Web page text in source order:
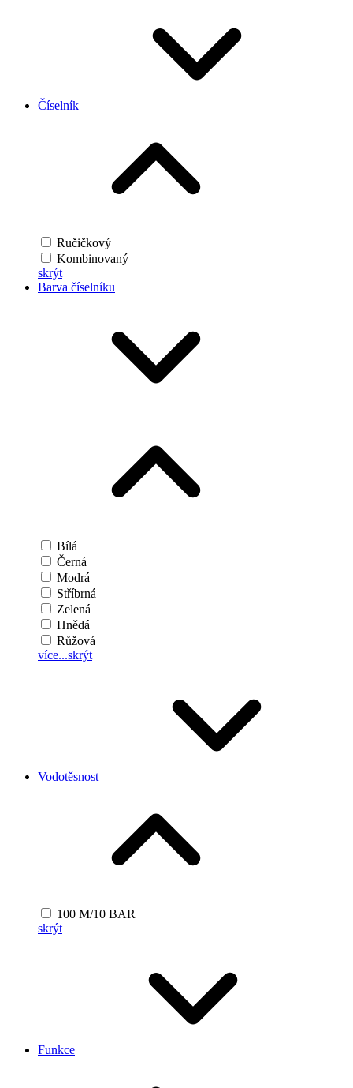
Číselník
Ručičkový
Kombinovaný
skrýt
Barva číselníku
Bílá
Černá
Modrá
Stříbrná
Zelená
Hnědá
Růžová
více...skrýt
Vodotěsnost
100 M/10 BAR
skrýt
Funkce